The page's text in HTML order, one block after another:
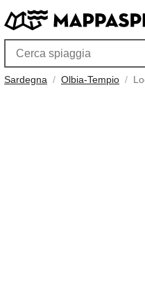
Sardegna Olbia-Tempio